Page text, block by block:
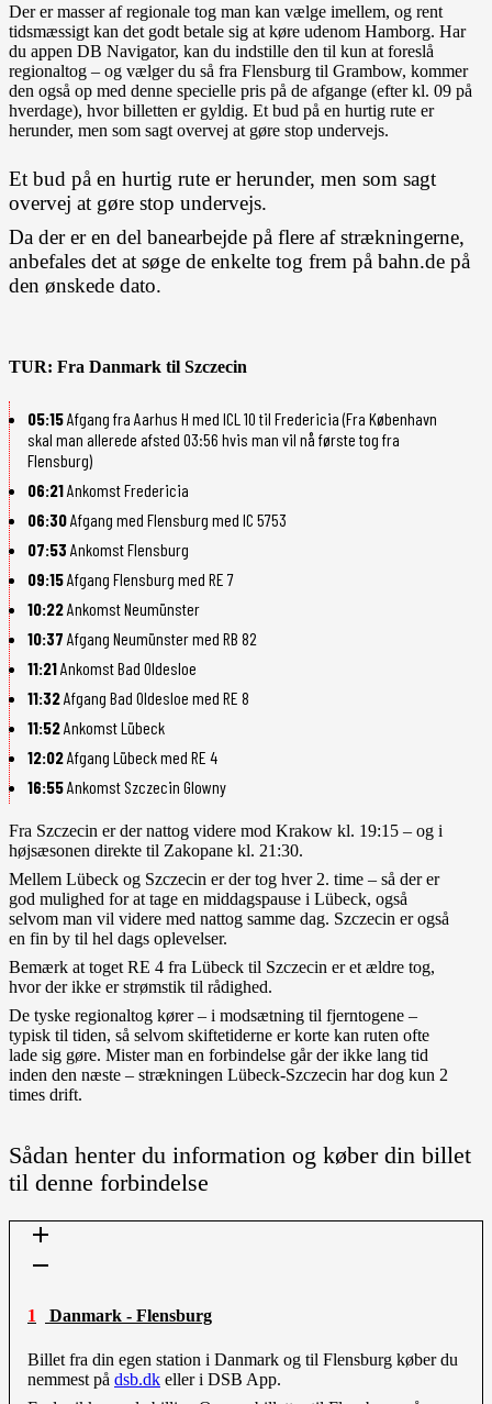
Der er masser af regionale tog man kan vælge imellem, og rent
tidsmæssigt kan det godt betale sig at køre udenom Hamborg. Har
du appen DB Navigator, kan du indstille den til kun at foreslå
regionaltog – og vælger du så fra Flensburg til Grambow, kommer
den også op med denne specielle pris på de afgange (efter kl. 09 på
hverdage), hvor billetten er gyldig. Et bud på en hurtig rute er
herunder, men som sagt overvej at gøre stop undervejs.
Et bud på en hurtig rute er herunder, men som sagt
overvej at gøre stop undervejs.
Da der er en del banearbejde på flere af strækningerne,
anbefales det at søge de enkelte tog frem på bahn.de på
den ønskede dato.
TUR: Fra Danmark til Szczecin
05:15Afgang fra Aarhus H med ICL 10 til Fredericia (Fra København
skal man allerede afsted 03:56 hvis man vil nå første tog fra
Flensburg)
06:21Ankomst Fredericia
06:30Afgang med Flensburg med IC 5753
07:53 Ankomst Flensburg
09:15Afgang Flensburg med RE 7
10:22Ankomst Neumünster
10:37 Afgang Neumünster med RB 82
11:21Ankomst Bad Oldesloe
11:32Afgang Bad Oldesloe med RE 8
11:52Ankomst Lübeck
12:02Afgang Lübeck med RE 4
16:55Ankomst Szczecin Glowny
Fra Szczecin er der nattog videre mod Krakow kl. 19:15 – og i
højsæsonen direkte til Zakopane kl. 21:30.
Mellem Lübeck og Szczecin er der tog hver 2. time – så der er
god mulighed for at tage en middagspause i Lübeck, også
selvom man vil videre med nattog samme dag. Szczecin er også
en fin by til hel dags oplevelser.
Bemærk at toget RE 4 fra Lübeck til Szczecin er et ældre tog,
hvor der ikke er strømstik til rådighed.
De tyske regionaltog kører – i modsætning til fjerntogene –
typisk til tiden, så selvom skiftetiderne er korte kan ruten ofte
lade sig gøre. Mister man en forbindelse går der ikke lang tid
inden den næste – strækningen Lübeck-Szczecin har dog kun 2
times drift.
Sådan henter du information og køber din billet
til denne forbindelse
1 Danmark - Flensburg
Billet fra din egen station i Danmark og til Flensburg køber du
nemmest på dsb.dk eller i DSB App.